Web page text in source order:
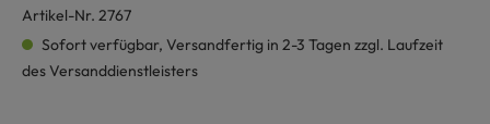
Artikel-Nr. 2767
Sofort verfügbar, Versandfertig in 2-3 Tagen zzgl. Laufzeit
des Versanddienstleisters